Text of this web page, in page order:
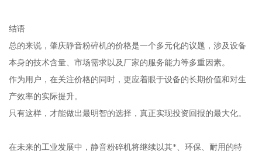
结语
总的来说，肇庆静音粉碎机的价格是一个多元化的议题，涉及设备
本身的技术含量、市场需求以及厂家的服务能力等多重因素。
作为用户，在关注价格的同时，更应着眼于设备的长期价值和对生
产效率的实际提升。
只有这样，才能做出最明智的选择，真正实现投资回报的最大化。
在未来的工业发展中，静音粉碎机将继续以其*、环保、耐用的特